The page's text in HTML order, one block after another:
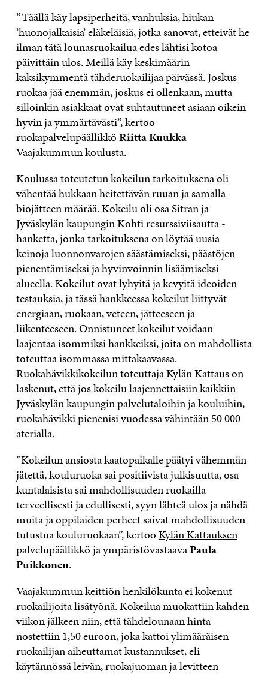
”Täällä käy lapsiperheitä, vanhuksia, hiukan
’huonojalkaisia’ eläkeläisiä, jotka sanovat, etteivät he
ilman tätä lounasruokailua edes lähtisi kotoa
päivittäin ulos. Meillä käy keskimäärin
kaksikymmentä tähderuokailijaa päivässä. Joskus
ruokaa jää enemmän, joskus ei ollenkaan, mutta
silloinkin asiakkaat ovat suhtautuneet asiaan oikein
hyvin ja ymmärtävästi”, kertoo
ruokapalvelupäällikköRiitta Kuukka
Vaajakummun koulusta.
Koulussa toteutetun kokeilun tarkoituksena oli
vähentää hukkaan heitettävän ruuan ja samalla
biojätteen määrää. Kokeilu oli osa Sitran ja
Jyväskylän kaupunginKohti resurssiviisautta -
hanketta, jonka tarkoituksena on löytää uusia
keinoja luonnonvarojen säästämiseksi, päästöjen
pienentämiseksi ja hyvinvoinnin lisäämiseksi
alueella. Kokeilut ovat lyhyitä ja kevyitä ideoiden
testauksia, ja tässä hankkeessa kokeilut liittyvät
energiaan, ruokaan, veteen, jätteeseen ja
liikenteeseen. Onnistuneet kokeilut voidaan
laajentaa isommiksi hankkeiksi, joita on mahdollista
toteuttaa isommassa mittakaavassa.
Ruokahävikkikokeilun toteuttajaKylän Kattauson
laskenut, että jos kokeilu laajennettaisiin kaikkiin
Jyväskylän kaupungin palvelutaloihin ja kouluihin,
ruokahävikki pienenisi vuodessa vähintään 50 000
aterialla.
”Kokeilun ansiosta kaatopaikalle päätyi vähemmän
jätettä, kouluruoka sai positiivista julkisuutta, osa
kuntalaisista sai mahdollisuuden ruokailla
terveellisesti ja edullisesti, syyn lähteä ulos ja nähdä
muita ja oppilaiden perheet saivat mahdollisuuden
tutustua kouluruokaan”, kertooKylän Kattauksen
palvelupäällikkö ja ympäristövastaavaPaula
Puikkonen.
Vaajakummun keittiön henkilökunta ei kokenut
ruokailijoita lisätyönä. Kokeilua muokattiin kahden
viikon jälkeen niin, että tähdelounaan hinta
nostettiin 1,50 euroon, joka kattoi ylimääräisen
ruokailijan aiheuttamat kustannukset, eli
käytännössä leivän, ruokajuoman ja levitteen